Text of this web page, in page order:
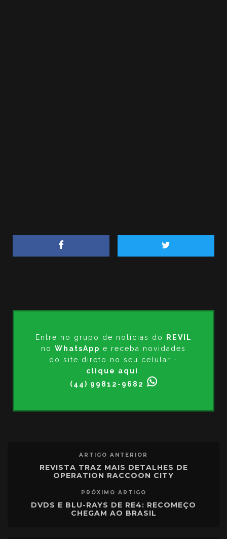
Entre no grupo de notícias do
REVIL
no WhatsApp e receba novidades
do site direto no seu celular -
clique aqui
(44) 99812-9682
ARTIGO ANTERIOR
REVISTA TRAZ MAIS DETALHES DE
OPERATION RACCOON CITY
PRÓXIMO ARTIGO
DVDS E BLU-RAYS DE RE4: RECOMEÇO
CHEGAM AO BRASIL